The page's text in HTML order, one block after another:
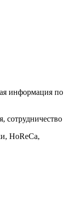
информация по
сотрудничество
HoReCa,